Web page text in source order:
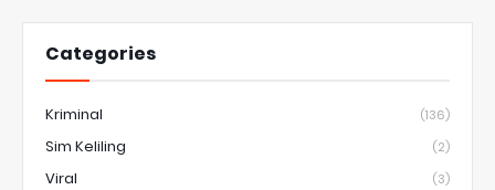
Categories
Kriminal (136)
Sim Keliling (2)
Viral (3)